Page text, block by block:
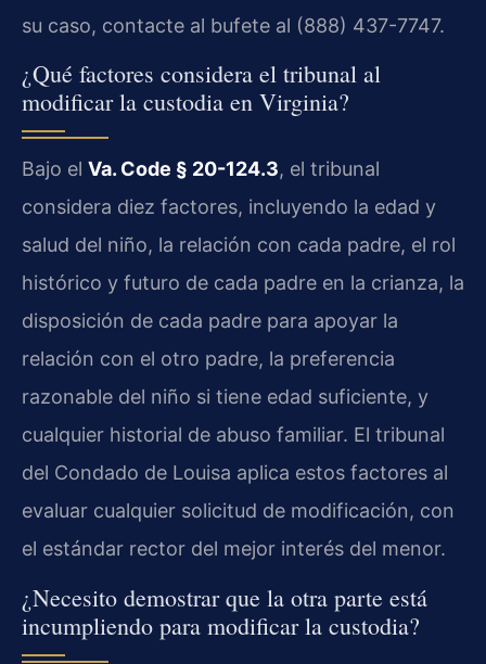
su caso, contacte al bufete al (888) 437-7747.
¿Qué factores considera el tribunal al
modificar la custodia en Virginia?
Bajo el Va. Code § 20-124.3, el tribunal
considera diez factores, incluyendo la edad y
salud del niño, la relación con cada padre, el rol
histórico y futuro de cada padre en la crianza, la
disposición de cada padre para apoyar la
relación con el otro padre, la preferencia
razonable del niño si tiene edad suficiente, y
cualquier historial de abuso familiar. El tribunal
del Condado de Louisa aplica estos factores al
evaluar cualquier solicitud de modificación, con
el estándar rector del mejor interés del menor.
¿Necesito demostrar que la otra parte está
incumpliendo para modificar la custodia?